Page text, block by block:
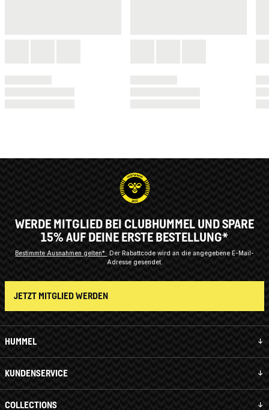
HUMMEL
KUNDENSERVICE
COLLECTIONS
WERDE MITGLIED BEI CLUBHUMMEL UND SPARE
15% AUF DEINE ERSTE BESTELLUNG*
Bestimmte Ausnahmen gelten* Der Rabattcode wird an die angegebene E-Mail-
Adresse gesendet.
JETZT MITGLIED WERDEN